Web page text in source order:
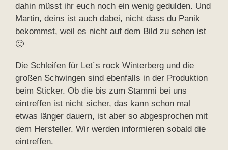
dahin müsst ihr euch noch ein wenig gedulden. Und
Martin, deins ist auch dabei, nicht dass du Panik
bekommst, weil es nicht auf dem Bild zu sehen ist
🙂
Die Schleifen für Let´s rock Winterberg und die
großen Schwingen sind ebenfalls in der Produktion
beim Sticker. Ob die bis zum Stammi bei uns
eintreffen ist nicht sicher, das kann schon mal
etwas länger dauern, ist aber so abgesprochen mit
dem Hersteller. Wir werden informieren sobald die
eintreffen.